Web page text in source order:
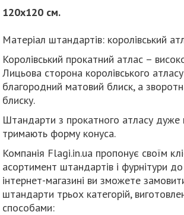
120х120 см.
Матеріал штандартів: королівський
Королівський прокатний атлас –
Лицьова сторона королівського
благородний матовий блиск, а
блиску.
Штандарти з прокатного атласу дуже
тримають форму конуса.
Компанія Flagi.in.ua пропонує своїм
асортимент штандартів і фурнітури
інтернет-магазині ви зможете
штандарти трьох категорій,
способами: